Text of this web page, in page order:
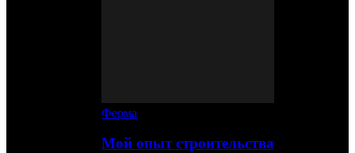
Ферма
Мой опыт строительства